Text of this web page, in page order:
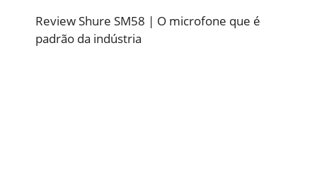
Review Shure SM58 | O microfone que é
padrão da indústria